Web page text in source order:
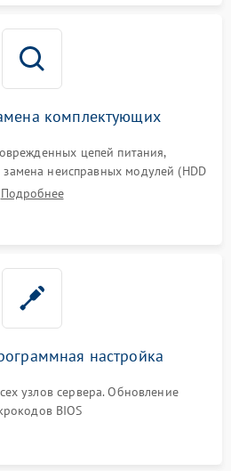
комплектующих
цепей питания,
неисправных модулей (HDD
Подробнее
настройка
узлов сервера. Обновление
BIOS